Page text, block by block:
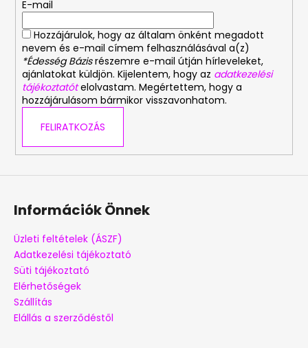
E-mail
Hozzájárulok, hogy az általam önként megadott
nevem és e-mail címem felhasználásával a(z)
*Édesség Bázisrészemre e-mail útján hírleveleket,
ajánlatokat küldjön. Kijelentem, hogy az adatkezelési
tájékoztatót elolvastam. Megértettem, hogy a
hozzájárulásom bármikor visszavonhatom.
FELIRATKOZÁS
Információk Önnek
Üzleti feltételek (ÁSZF)
Adatkezelési tájékoztató
Süti tájékoztató
Elérhetőségek
Szállítás
Elállás a szerződéstől